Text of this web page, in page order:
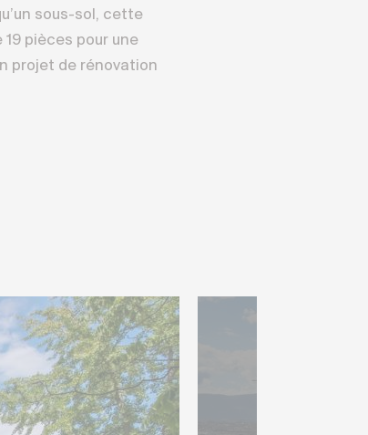
sous-sol, cette
pièces pour une
projet de rénovation
attenante, ainsi
propre salle de
cette
près de 9’900 m²,
plusieurs